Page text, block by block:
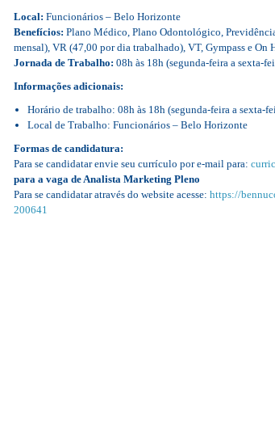
Local: Funcionários – Belo Horizonte
Benefícios: Plano Médico, Plano Odontológico,
mensal), VR (47,00 por dia trabalhado), VT, Gympass e On
Jornada de Trabalho: 08h às 18h (segunda-feira a sexta-
Informações adicionais:
Horário de trabalho: 08h às 18h (segunda-feira a sexta-
Local de Trabalho: Funcionários – Belo Horizonte
Formas de candidatura:
Para se candidatar envie seu currículo por e-mail para:
para a vaga de Analista Marketing Pleno
Para se candidatar através do website acesse: https://
200641